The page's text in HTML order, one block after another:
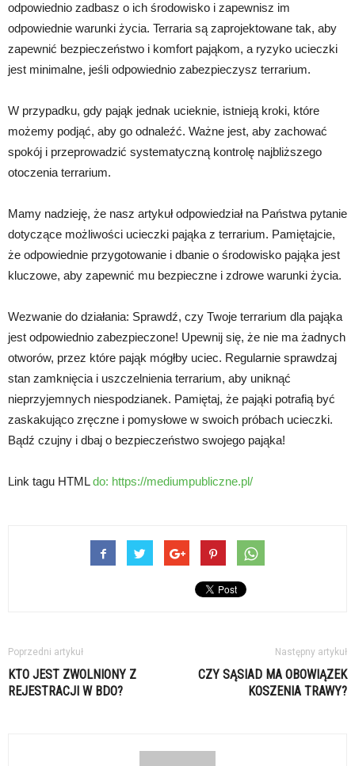
odpowiednio zadbasz o ich środowisko i zapewnisz im
odpowiednie warunki życia. Terraria są zaprojektowane tak, aby
zapewnić bezpieczeństwo i komfort pająkom, a ryzyko ucieczki
jest minimalne, jeśli odpowiednio zabezpieczysz terrarium.
W przypadku, gdy pająk jednak ucieknie, istnieją kroki, które
możemy podjąć, aby go odnaleźć. Ważne jest, aby zachować
spokój i przeprowadzić systematyczną kontrolę najbliższego
otoczenia terrarium.
Mamy nadzieję, że nasz artykuł odpowiedział na Państwa pytanie
dotyczące możliwości ucieczki pająka z terrarium. Pamiętajcie,
że odpowiednie przygotowanie i dbanie o środowisko pająka jest
kluczowe, aby zapewnić mu bezpieczne i zdrowe warunki życia.
Wezwanie do działania: Sprawdź, czy Twoje terrarium dla pająka
jest odpowiednio zabezpieczone! Upewnij się, że nie ma żadnych
otworów, przez które pająk mógłby uciec. Regularnie sprawdzaj
stan zamknięcia i uszczelnienia terrarium, aby uniknąć
nieprzyjemnych niespodzianek. Pamiętaj, że pająki potrafią być
zaskakująco zręczne i pomysłowe w swoich próbach ucieczki.
Bądź czujny i dbaj o bezpieczeństwo swojego pająka!
Link tagu HTMLdo: https://mediumpubliczne.pl/
Poprzedni artykuł
KTO JEST ZWOLNIONY Z
REJESTRACJI W BDO?
Następny artykuł
CZY SĄSIAD MA OBOWIĄZEK
KOSZENIA TRAWY?